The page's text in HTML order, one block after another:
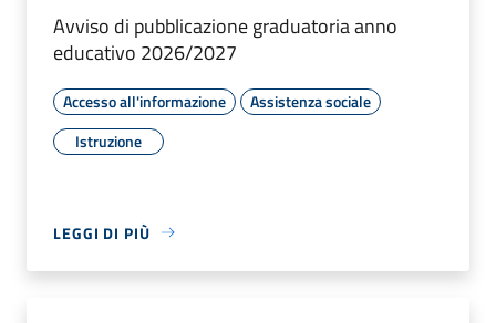
Avviso di pubblicazione graduatoria anno
educativo 2026/2027
Accesso all'informazione
Assistenza sociale
Istruzione
LEGGI DI PIÙ